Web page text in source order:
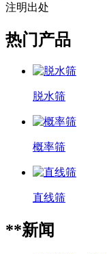
注明出处
热门产品
脱水筛
概率筛
直线筛
**新闻